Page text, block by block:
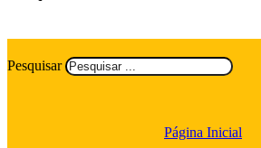
Pesquisar
Página Inicial